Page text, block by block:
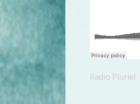
Radio Pluriel ·